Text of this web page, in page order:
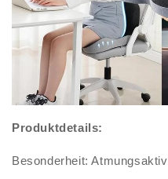
Produktdetails:
Besonderheit: Atmungsaktiv